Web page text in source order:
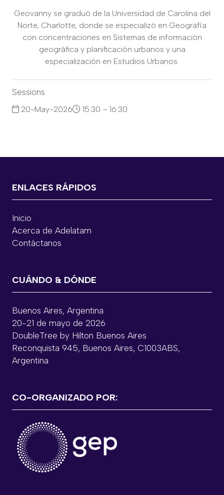
Geovanny se graduó de la Universidad de Carolina del
Norte, Charlotte, donde se especializó en Geografía
con concentraciones en Sistemas de información
geográfica y planificación urbanos y una
especialización en Estudios Urbanos.
Sessions
20-May-2026
15:30 – 16:30
ENLACES RÁPIDOS
Inicio
Acerca de Adelatam
Contáctanos
CUÁNDO & DÓNDE
Buenos Aires, Argentina
20-21 de mayo de 2026
DoubleTree by Hilton Buenos Aires
Reconquista 945, Buenos Aires, C1003ABS,
Argentina
CO-ORGANIZADO POR: